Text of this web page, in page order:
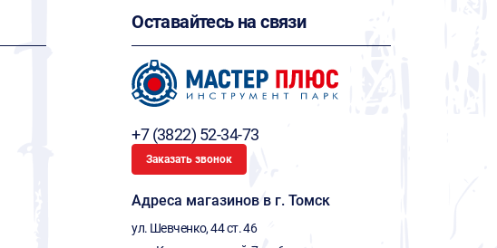
Оставайтесь на связи
+7 (3822) 52-34-73
Заказать звонок
Адреса магазинов в г. Томск
ул. Шевченко, 44 ст. 46